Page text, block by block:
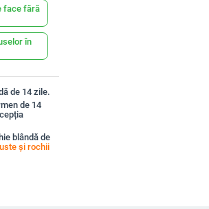
face fără
în
de 14 zile.
de 14
blândă de
și rochii